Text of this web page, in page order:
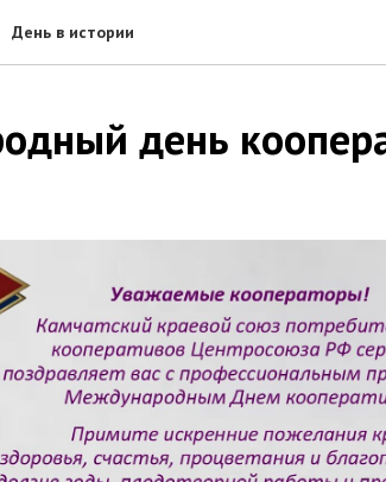
День в истории
день